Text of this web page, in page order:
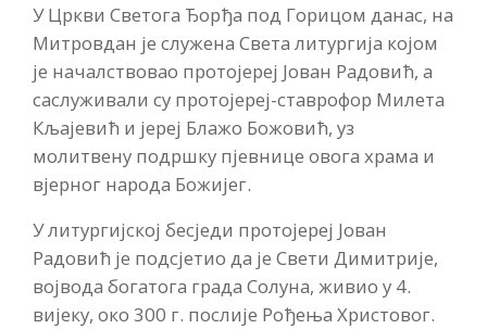
У Цркви Светога Ђорђа под Горицом данас, на
Митровдан је служена Света литургија којом
је началствовао протојереј Јован Радовић, а
саслуживали су протојереј-ставрофор Милета
Кљајевић и јереј Блажо Божовић, уз
молитвену подршку пјевнице овога храма и
вјерног народа Божијег.
У литургијској бесједи протојереј Јован
Радовић је подсјетио да је Свети Димитрије,
војвода богатога града Солуна, живио у 4.
вијеку, око 300 г. послије Рођења Христовог.